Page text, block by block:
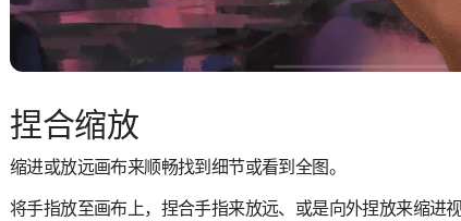
捏合缩放
缩进或放远画布来顺畅找到细节或看到全图。
将手指放至画布上，捏合手指来放远、或是向外捏放来缩进